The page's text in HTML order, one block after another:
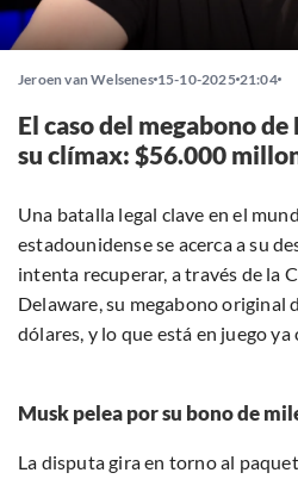
Jeroen van Welsenes 15-10-2025 21:04
El caso del megabono
su clímax: $56.000
Una batalla legal clave en el
estadounidense se acerca a su
intenta recuperar, a través de la
Delaware, su megabono original
dólares, y lo que está en juego ya
Musk pelea por su bono de
La disputa gira en torno al